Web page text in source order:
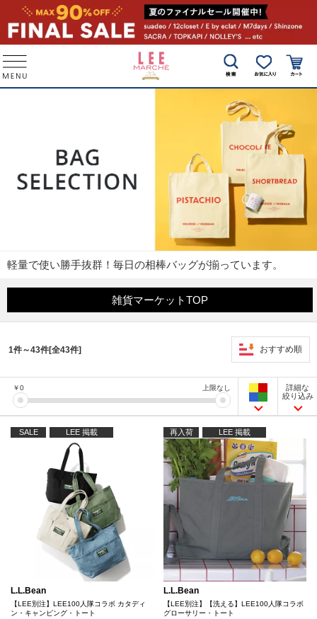
軽量で使い勝手抜群！毎日の相棒バッグが揃っています。
雑貨マーケットTOP
1件～43件[全43件] おすすめ順
￥0 上限なし
詳細な
絞り込み
SALE LEE 掲載
L.L.Bean
【LEE別注】LEE100人隊コラボ カタディ
ン・キャンピング・トート
再入荷 LEE 掲載
L.L.Bean
【LEE別注】【洗える】LEE100人隊コラボ
グローサリー・トート